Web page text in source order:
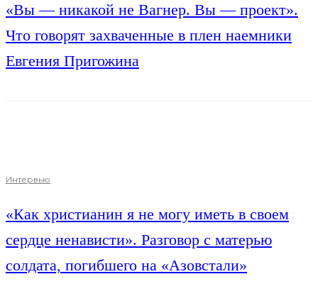
«Вы — никакой не Вагнер. Вы — проект».
Что говорят захваченные в плен наемники
Евгения Пригожина
Интервью
«Как христианин я не могу иметь в своем
сердце ненависти». Разговор с матерью
солдата, погибшего на «Азовстали»